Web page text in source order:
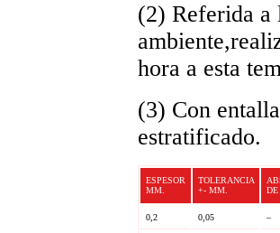
(2) Referida a
hora a esta
(3) Con
estratificado.
ESPESOR
MM.
TOLERANCIA
+- MM.
DE
0,2 0,05 –